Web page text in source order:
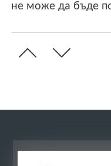
не може да бъде